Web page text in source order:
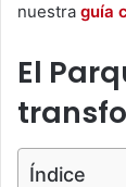
nuestra guía
El
Índice